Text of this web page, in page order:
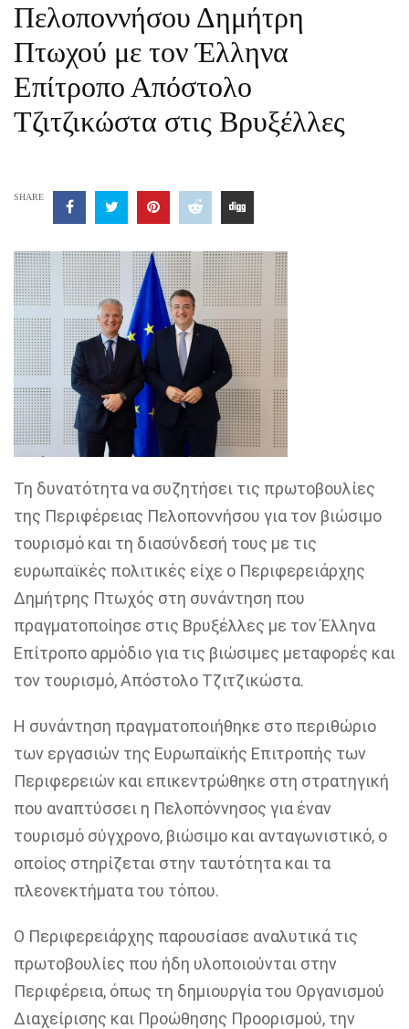
Πελοποννήσου Δημήτρη
Πτωχού με τον Έλληνα
Επίτροπο Απόστολο
Τζιτζικώστα στις Βρυξέλλες
SHARE
Τη δυνατότητα να συζητήσει τις πρωτοβουλίες
της Περιφέρειας Πελοποννήσου για τον βιώσιμο
τουρισμό και τη διασύνδεσή τους με τις
ευρωπαϊκές πολιτικές είχε ο Περιφερειάρχης
Δημήτρης Πτωχός στη συνάντηση που
πραγματοποίησε στις Βρυξέλλες με τον Έλληνα
Επίτροπο αρμόδιο για τις βιώσιμες μεταφορές και
τον τουρισμό, Απόστολο Τζιτζικώστα.
Η συνάντηση πραγματοποιήθηκε στο περιθώριο
των εργασιών της Ευρωπαϊκής Επιτροπής των
Περιφερειών και επικεντρώθηκε στη στρατηγική
που αναπτύσσει η Πελοπόννησος για έναν
τουρισμό σύγχρονο, βιώσιμο και ανταγωνιστικό, ο
οποίος στηρίζεται στην ταυτότητα και τα
πλεονεκτήματα του τόπου.
Ο Περιφερειάρχης παρουσίασε αναλυτικά τις
πρωτοβουλίες που ήδη υλοποιούνται στην
Περιφέρεια, όπως τη δημιουργία του Οργανισμού
Διαχείρισης και Προώθησης Προορισμού, την